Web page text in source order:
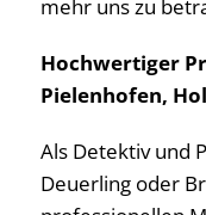
mehr uns zu
Hochwertiger
Pielenhofen,
Als Detektiv und
Deuerling oder